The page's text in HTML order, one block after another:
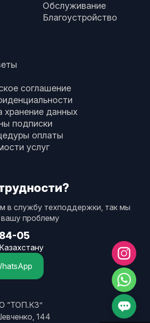
Обслуживание
Благоустройство
соглашение
хранение данных
подписки
оплаты
услуг
в службу техподдержки, так мы
проблему
05
“ТОП.КЗ”
144